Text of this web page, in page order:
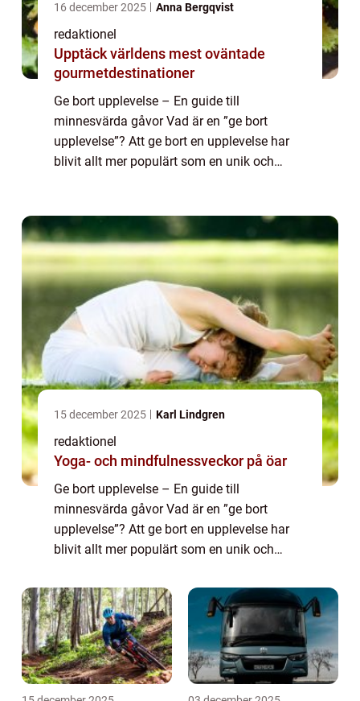
16 december 2025 Anna Bergqvist
redaktionel
Upptäck världens mest oväntade
gourmetdestinationer
Ge bort upplevelse – En guide till
minnesvärda gåvor Vad är en ”ge bort
upplevelse”? Att ge bort en upplevelse har
blivit allt mer populärt som en unik och
15 december 2025 Karl Lindgren
redaktionel
Yoga- och mindfulnessveckor på öar
Ge bort upplevelse – En guide till
minnesvärda gåvor Vad är en ”ge bort
upplevelse”? Att ge bort en upplevelse har
blivit allt mer populärt som en unik och
föremål ger man något som kan skapa...